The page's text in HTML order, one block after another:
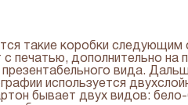
такие коробки следующим
печатью, дополнительно на
вида.
используется
бывает двух видов: